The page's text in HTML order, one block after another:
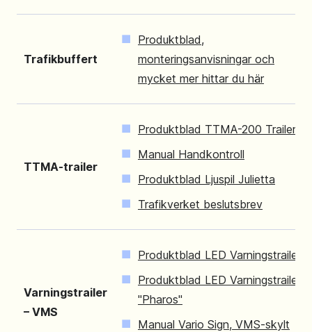
Trafikbuffert
Produktblad,
monteringsanvisningar och
mycket mer hittar du här
TTMA-trailer
Produktblad TTMA-200 Trailer
Manual Handkontroll
Produktblad Ljuspil Julietta
Trafikverket beslutsbrev
Varningstrailer
– VMS
Produktblad LED Varningstrailer
Produktblad LED Varningstrailer
"Pharos"
Manual Vario Sign, VMS-skylt